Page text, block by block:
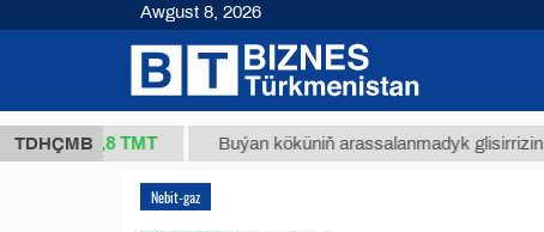
TDHÇMB
37,8 ТМТ Buýan köküniň arassalanmadyk glisirrizin
Nebit-gaz
Awgust 8, 2026